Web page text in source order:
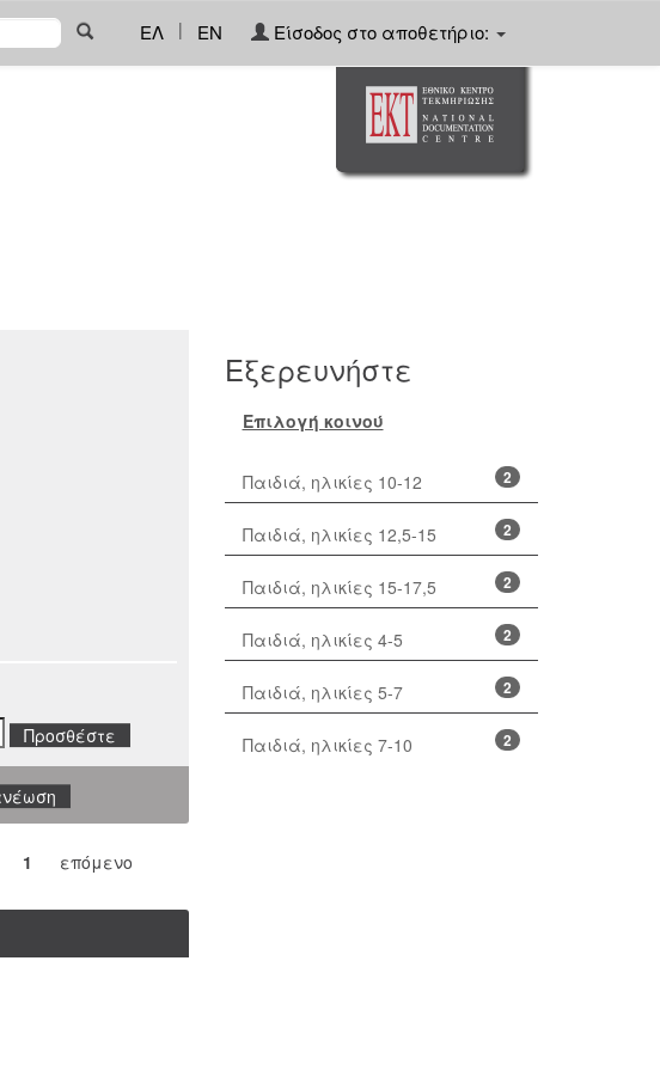
ΕΛ | EN Είσοδος στο αποθετήριο:
1 επόμενο
Εξερευνήστε
Επιλογή κοινού
2
Παιδιά, ηλικίες 10-12
2
Παιδιά, ηλικίες 12,5-15
2
Παιδιά, ηλικίες 15-17,5
2
Παιδιά, ηλικίες 4-5
2
Παιδιά, ηλικίες 5-7
2
Παιδιά, ηλικίες 7-10